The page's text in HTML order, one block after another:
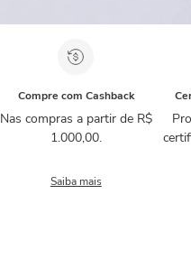
Compre com Cashback
Nas compras a partir de R$
1.000,00.
Saiba mais